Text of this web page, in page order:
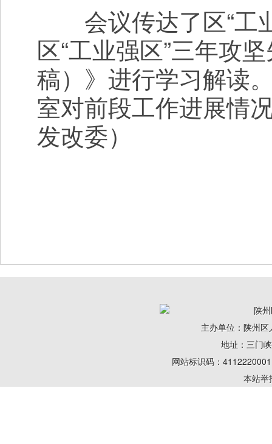
会议传达了区“工
区“工业强区”三年攻
稿）》进行学习解读
室对前段工作进展情
发改委）
陕
主办单位：陕州
地址：三门
网站标识码：
本站举